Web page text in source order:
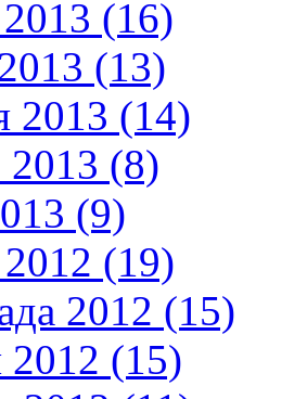
(16)
(13)
2013 (14)
2013 (8)
(9)
(19)
2012 (15)
2012 (15)